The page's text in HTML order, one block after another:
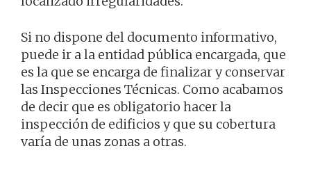
Si no dispone del documento informativo,
puede ir a la entidad pública encargada, que
es la que se encarga de finalizar y conservar
las Inspecciones Técnicas. Como acabamos
de decir que es obligatorio hacer la
inspección de edificios y que su cobertura
varía de unas zonas a otras.